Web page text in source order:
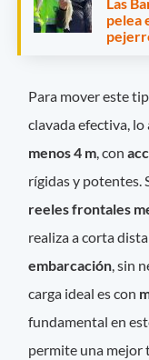
pelea
Para mover este
clavada efectiva,
menos 4 m, con
rígidas y potentes.
reeles frontales
realiza a corta
embarcación, sin
carga ideal es con
fundamental en
permite una mejor